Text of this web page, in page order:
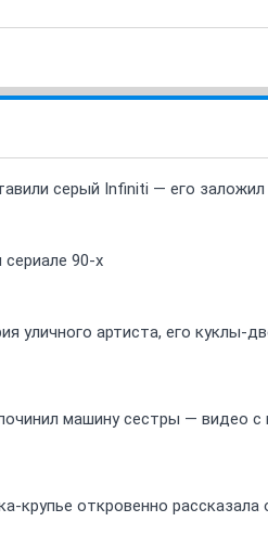
серый Infiniti — его заложил
90-х
уличного артиста, его куклы-
машину сестры — видео
крупье откровенно